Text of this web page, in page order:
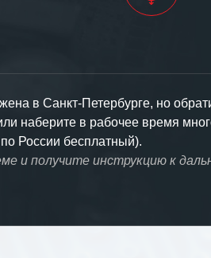
в Санкт-Петербурге, но
наберите в рабочее время
России бесплатный).
и получите инструкцию к